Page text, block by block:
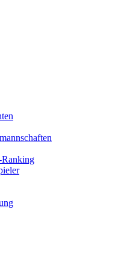
Ranking